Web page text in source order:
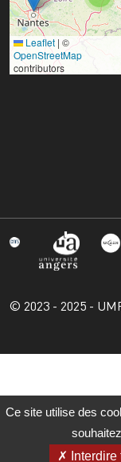
Leaflet | ©
OpenStreetMap
contributors
© 2023 - 2025 -
Ce site utilise des